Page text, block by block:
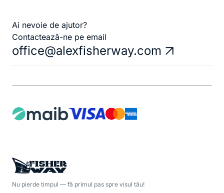
Ai nevoie de ajutor?
Contactează-ne pe email
office@alexfisherway.com
Nu pierde timpul — fă primul pas spre visul tău!